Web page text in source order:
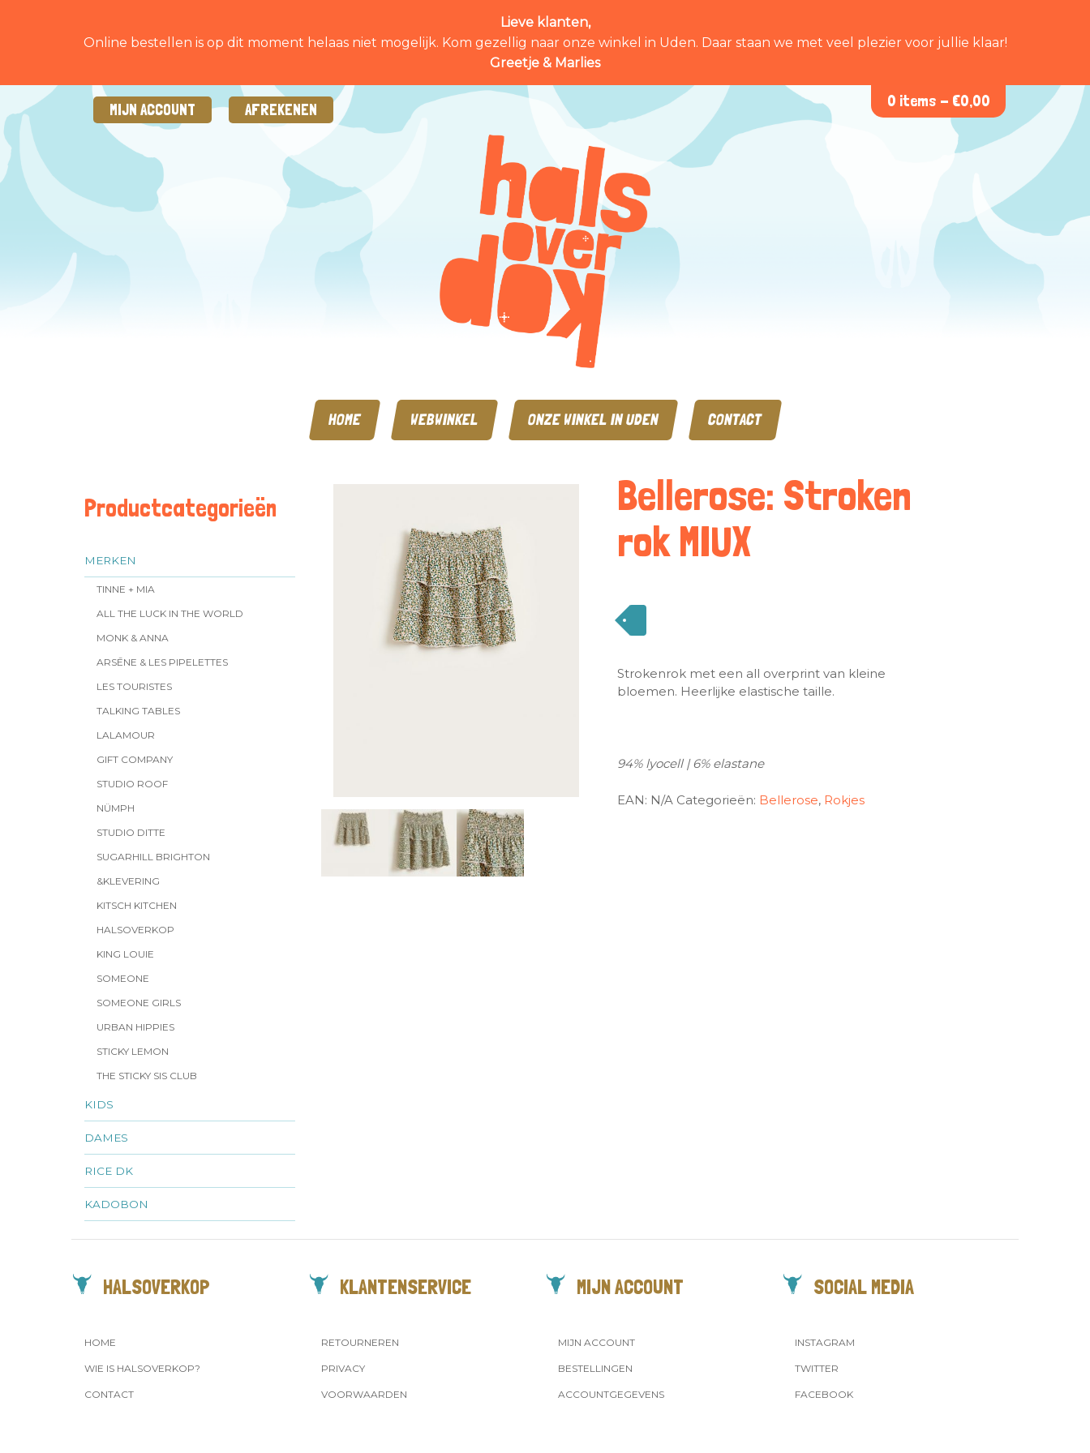
Lieve klanten,
Online bestellen is op dit moment helaas niet mogelijk. Kom gezellig naar onze winkel in Uden. Daar staan we met veel plezier voor jullie klaar!
Greetje & Marlies
MIJN ACCOUNT AFREKENEN 0 items - €0,00
HOME WEBWINKEL ONZE WINKEL IN UDEN CONTACT
Productcategorieën
MERKEN
TINNE + MIA
ALL THE LUCK IN THE WORLD
MONK & ANNA
ARSĒNE & LES PIPELETTES
LES TOURISTES
TALKING TABLES
LALAMOUR
GIFT COMPANY
STUDIO ROOF
NÜMPH
STUDIO DITTE
SUGARHILL BRIGHTON
&KLEVERING
KITSCH KITCHEN
HALSOVERKOP
KING LOUIE
SOMEONE
SOMEONE GIRLS
URBAN HIPPIES
STICKY LEMON
THE STICKY SIS CLUB
KIDS
DAMES
RICE DK
KADOBON
Bellerose: Stroken
rok MIUX
Strokenrok met een all overprint van kleine
bloemen. Heerlijke elastische taille.
94% lyocell | 6% elastane
EAN: N/A Categorieën: Bellerose, Rokjes
HALSOVERKOP
HOME
WIE IS HALSOVERKOP?
CONTACT
KLANTENSERVICE
RETOURNEREN
PRIVACY
VOORWAARDEN
MIJN ACCOUNT
MIJN ACCOUNT
BESTELLINGEN
ACCOUNTGEGEVENS
SOCIAL MEDIA
INSTAGRAM
TWITTER
FACEBOOK